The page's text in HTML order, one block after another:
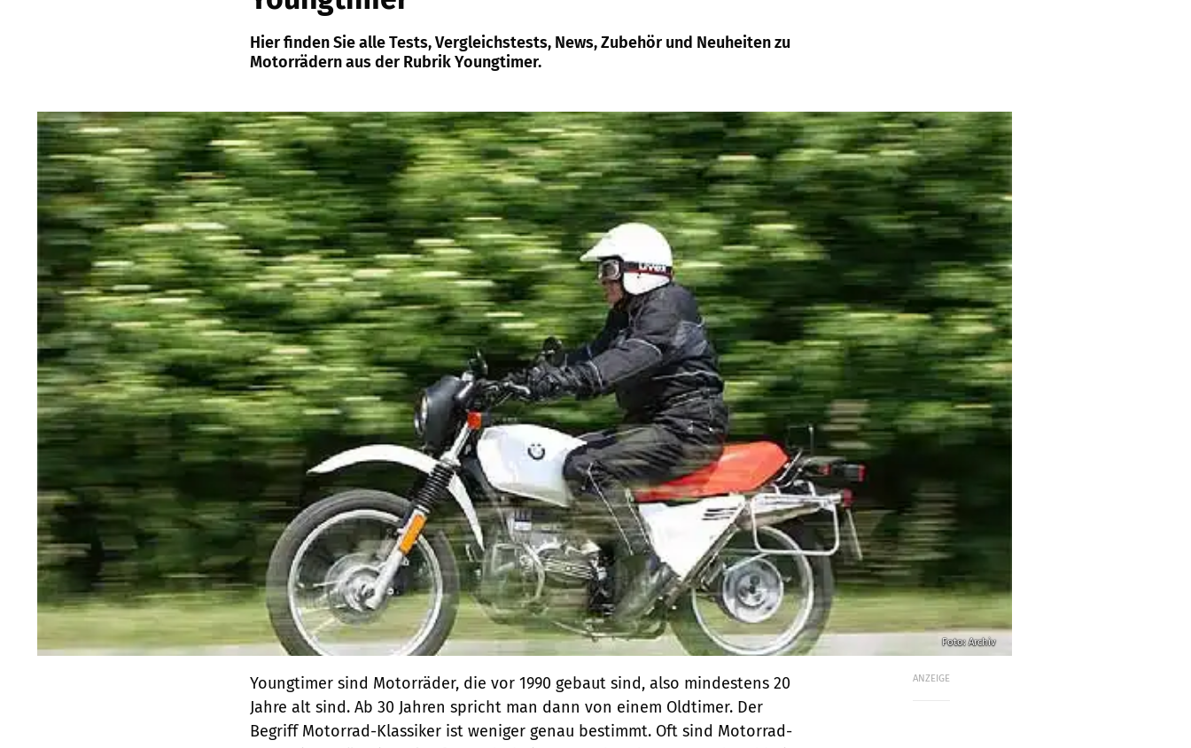
Hier finden Sie alle Tests, Vergleichstests, News, Zubehör und Neuheiten zu
Motorrädern aus der Rubrik Youngtimer.
Foto: Archiv
ANZEIGE
Youngtimer sind Motorräder, die vor 1990 gebaut sind, also mindestens 20
Jahre alt sind. Ab 30 Jahren spricht man dann von einem Oldtimer. Der
Begriff Motorrad-Klassiker ist weniger genau bestimmt. Oft sind Motorrad-